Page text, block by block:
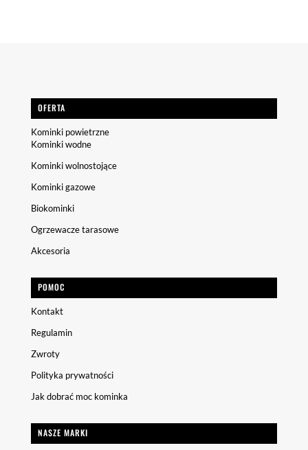
OFERTA
Kominki powietrzne
Kominki wodne
Kominki wolnostojące
Kominki gazowe
Biokominki
Ogrzewacze tarasowe
Akcesoria
POMOC
Kontakt
Regulamin
Zwroty
Polityka prywatności
Jak dobrać moc kominka
NASZE MARKI